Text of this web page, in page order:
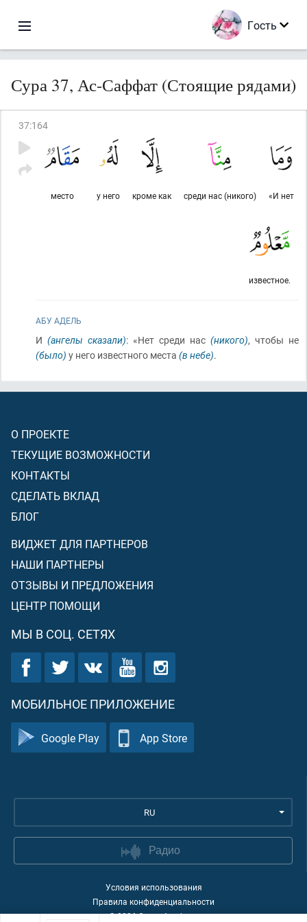
Гость
Сура 37, Ас-Саффат (Стоящие рядами)
37:164
«И нет
среди нас (никого)
кроме как
у него
место
известное.
АБУ АДЕЛЬ
И (ангелы сказали): «Нет среди нас (никого), чтобы не
(было) у него известного места (в небе).
О ПРОЕКТЕ
ТЕКУЩИЕ ВОЗМОЖНОСТИ
КОНТАКТЫ
СДЕЛАТЬ ВКЛАД
БЛОГ
ВИДЖЕТ ДЛЯ ПАРТНЕРОВ
НАШИ ПАРТНЕРЫ
ОТЗЫВЫ И ПРЕДЛОЖЕНИЯ
ЦЕНТР ПОМОЩИ
МЫ В СОЦ. СЕТЯХ
МОБИЛЬНОЕ ПРИЛОЖЕНИЕ
Google Play App Store
RU
Радио
Условия использования
Правила конфиденциальности
©2026Quran Academy